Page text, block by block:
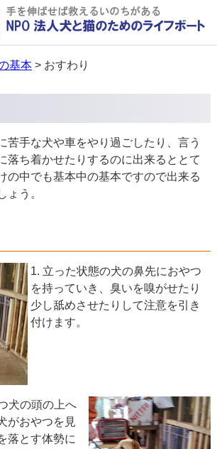
基本> おすわり
苦手な犬や車をやり過ごしたり、言う
落ち着かせたりするのに出来るととて
の中でも基本中の基本ですので出来る
ょう。
1. 立った状態の犬の鼻先におやつ
を持っていき、臭いを嗅がせたり
少し舐めさせたりして注意を引き
付けます。
犬の頭の上へ
がおやつを見
落とす体勢に